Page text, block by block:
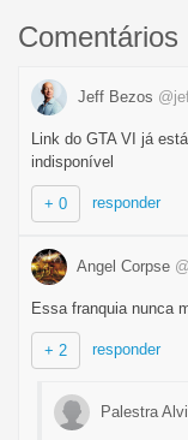
Comentários
Jeff Bezos
Link do GTA VI já
indisponível
+ 0 responder
Angel Corpse
Essa franquia nunca
+ 2 responder
Palestra